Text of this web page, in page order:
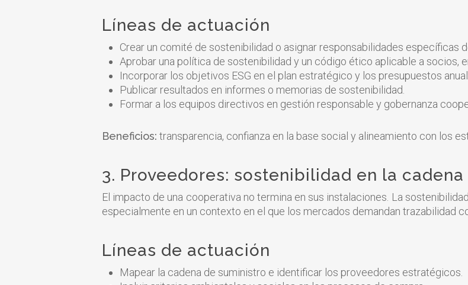
Líneas de actuación
Crear un comité de sostenibilidad o asignar responsabilidades específicas
Aprobar una política de sostenibilidad y un código ético aplicable a socios,
Incorporar los objetivos ESG en el plan estratégico y los presupuestos
Publicar resultados en informes o memorias de sostenibilidad.
Formar a los equipos directivos en gestión responsable y gobernanza
Beneficios: transparencia, confianza en la base social y alineamiento con los
3. Proveedores: sostenibilidad en la
El impacto de una cooperativa no termina en sus instalaciones. La
especialmente en un contexto en el que los mercados demandan trazabilidad
Líneas de actuación
Mapear la cadena de suministro e identificar los proveedores estratégicos.